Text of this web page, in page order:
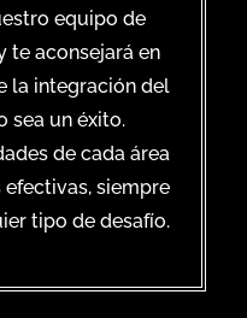
equipo de
te aconsejará en
la integración del
sea un éxito.
de cada área
siempre
tipo de desafío.